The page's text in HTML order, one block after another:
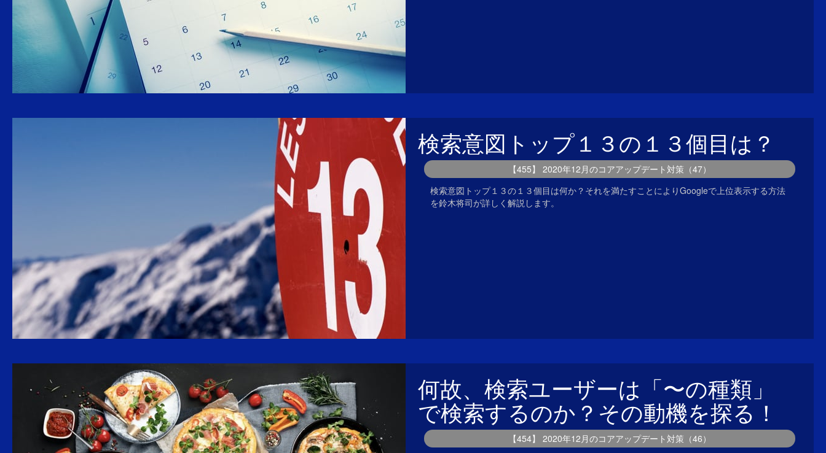
検索意図トップ１３の１３個目は？
【455】 2020年12月のコアアップデート対策（47）
検索意図トップ１３の１３個目は何か？それを満たすことによりGoogleで上位表示する方法
を鈴木将司が詳しく解説します。
何故、検索ユーザーは「〜の種類」
で検索するのか？その動機を探る！
【454】 2020年12月のコアアップデート対策（46）